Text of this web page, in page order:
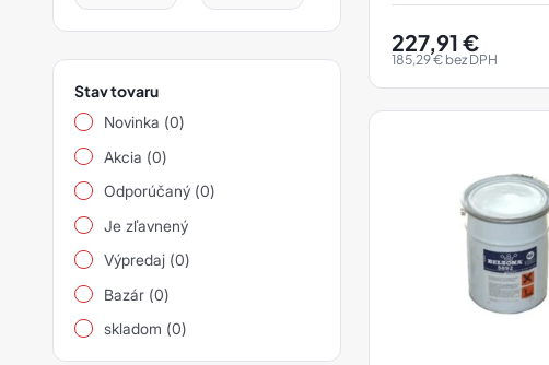
Stav tovaru
Novinka (0)
Akcia (0)
Odporúčaný (0)
Je zľavnený
Výpredaj (0)
Bazár (0)
skladom (0)
227,91 €
185,29€ bez DPH